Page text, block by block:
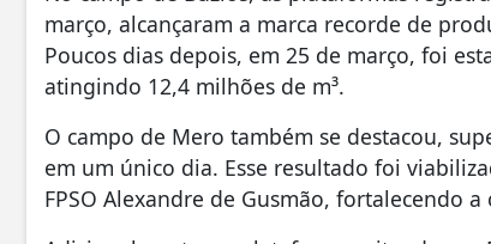
março, alcançaram a marca recorde de
Poucos dias depois, em 25 de março, foi
atingindo 12,4 milhões de m³.
O campo de Mero também se destacou,
em um único dia. Esse resultado foi
FPSO Alexandre de Gusmão, fortalecendo